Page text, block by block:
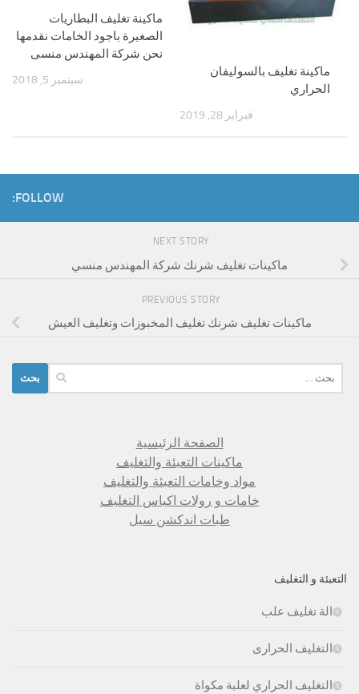
ماكينة تغليف البطاريات
الصغيرة باجود الخامات نقدمها
نحن شركة المهندس منسى
سبتمبر 5, 2018
ماكينة تغليف بالسوليفان
الحراري
فبراير 28, 2019
FOLLOW:
NEXT STORY
ماكينات تغليف شرنك شركة المهندس منسي
PREVIOUS STORY
ماكينات تغليف شرنك تغليف المخبوزات وتغليف العيش
عن:
الصفحة الرئيسية
ماكينات التعبئة والتغليف
مواد وخامات التعبئة والتغليف
خامات و رولات اكياس التغليف
طبات اندكشن سيل
التعبئة و التغليف
الة تغليف علب
التغليف الحرارى
التغليف الحراري لعلبة مكواة